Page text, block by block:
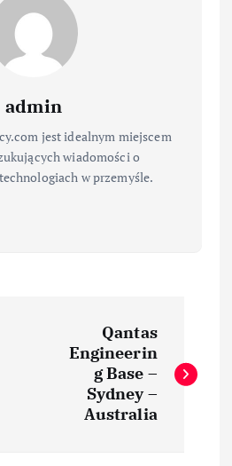
admin
jest idealnym miejscem
wiadomości o
w przemyśle.
Qantas
Engineerin
g Base –
Sydney –
Australia